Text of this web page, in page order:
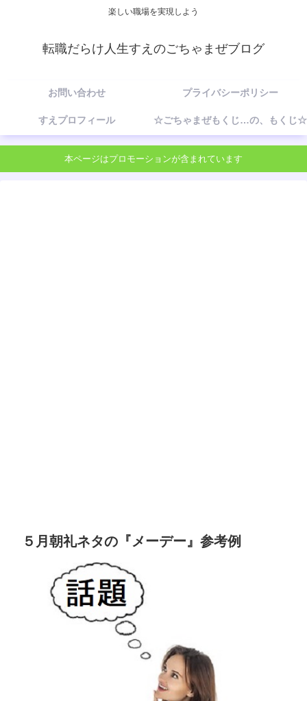
楽しい職場を実現しよう
転職だらけ人生すえのごちゃまぜブログ
お問い合わせ プライバシーポリシー
すえプロフィール ☆ごちゃまぜもくじ…の、もくじ☆
本ページはプロモーションが含まれています
５月朝礼ネタの『メーデー』参考例